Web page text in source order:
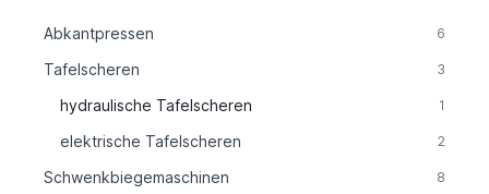
Abkantpressen 6
Tafelscheren 3
hydraulische Tafelscheren 1
elektrische Tafelscheren 2
Schwenkbiegemaschinen 8